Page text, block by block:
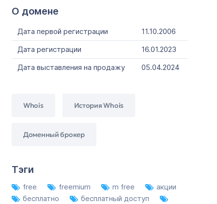
О домене
Дата первой регистрации
11.10.2006
Дата регистрации
16.01.2023
Дата выставления на продажу
05.04.2024
Whois История Whois
Доменный брокер
Тэги
free freemium m free
акции
бесплатно
бесплатный доступ